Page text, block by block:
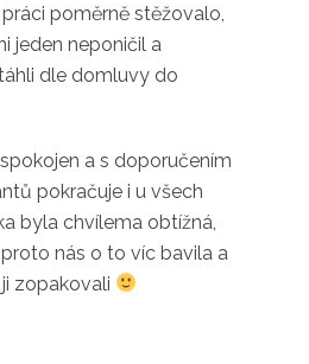
poměrně stěžovalo,
jeden neponičil a
dle domluvy do
a s doporučením
pokračuje i u všech
byla chvílema obtížná,
nás o to víc bavila a
zopakovali